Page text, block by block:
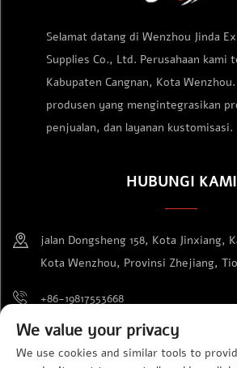
Selamat datang di Wenzhou Jinda
Supplies Co., Ltd. Perusahaan kami
Kabupaten Cangnan, Kota
produsen yang mengintegrasikan
penjualan, dan layanan kustomisasi.
HUBUNGI KAMI
jalan Dongsheng 158, Kota Jinxiang,
Kota Wenzhou, Provinsi Zhejiang,
+86-19817553668
[email protected]
We value your privacy
We use cookies and similar tools to